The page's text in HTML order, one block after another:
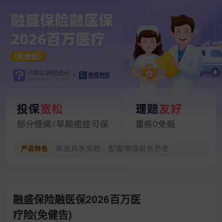
融盛保险融医保2026百万医
疗险(免健告)